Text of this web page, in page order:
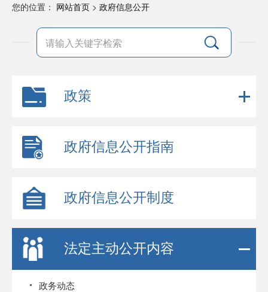
您的位置： 网站首页 > 政府信息公开
政策
政府信息公开指南
政府信息公开制度
法定主动公开内容
政务动态